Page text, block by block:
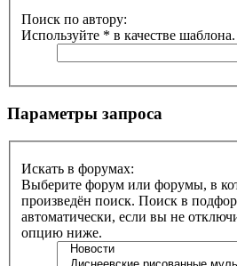
Поиск по автору:
Используйте * в качестве шаблона.
Параметры запроса
Искать в форумах:
Выберите форум или форумы, в
произведён поиск. Поиск в
автоматически, если вы не
опцию ниже.